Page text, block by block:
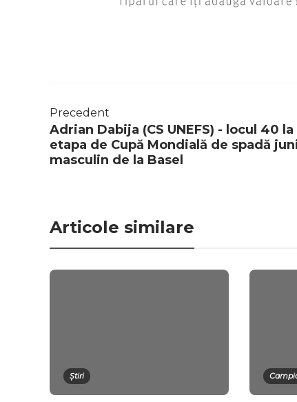
Precedent
Adrian Dabija (CS UNEFS) - locul 40 la
etapa de Cupă Mondială de spadă
masculin de la Basel
Articole similare
Știri